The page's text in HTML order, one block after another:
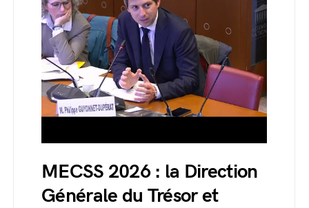
MECSS 2026 : la Direction
Générale du Trésor et